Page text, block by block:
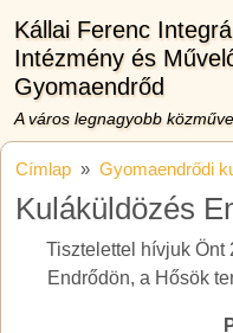
Kállai Ferenc
Intézmény és
Gyomaendrőd
A város legnagyobb
Címlap Gyomaendrődi
Kuláküldözés
Tisztelettel hívjuk Önt
Endrődön, a Hősök